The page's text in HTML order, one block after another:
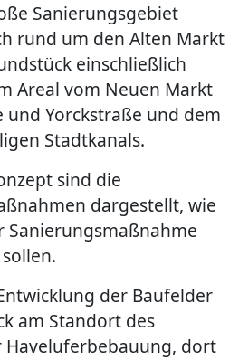
Sanierungsgebiet
rund um den Alten Markt
einschließlich
Areal vom Neuen Markt
Yorckstraße und dem
Stadtkanals.
sind die
dargestellt, wie
Sanierungsmaßnahme
der Baufelder
am Standort des
Haveluferbebauung, dort